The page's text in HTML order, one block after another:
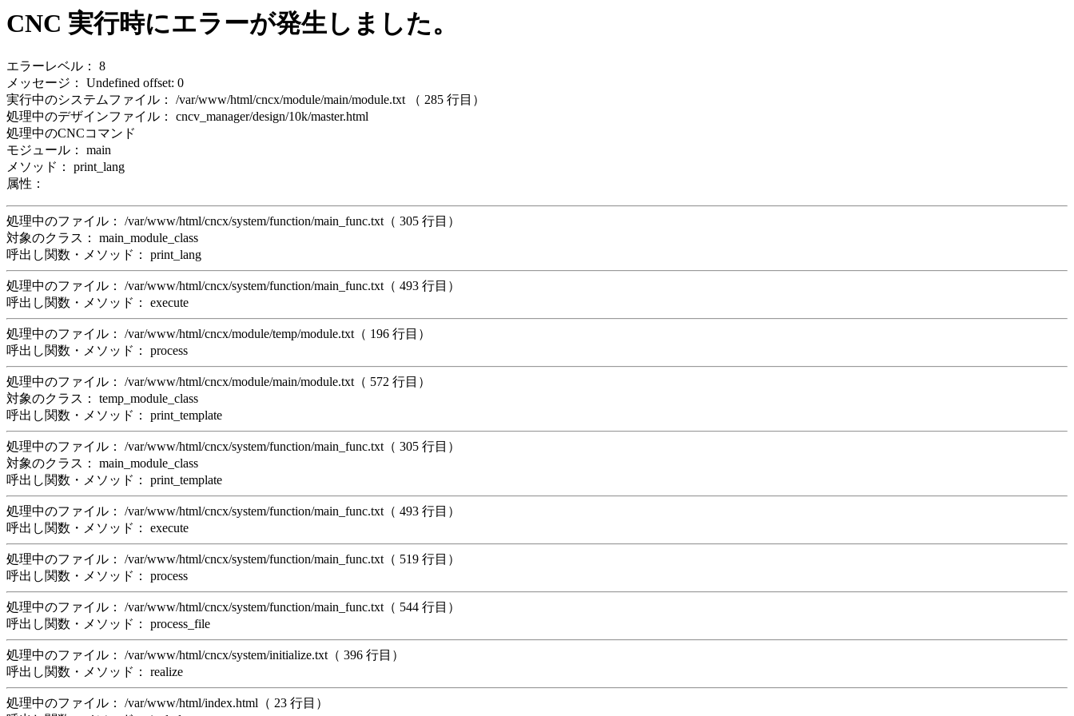
CNC 実行時にエラーが発生しました。
エラーレベル： 8
メッセージ： Undefined offset: 0
実行中のシステムファイル： /var/www/html/cncx/module/main/module.txt （ 285 行目）
処理中のデザインファイル： cncv_manager/design/10k/master.html
処理中のCNCコマンド
モジュール： main
メソッド： print_lang
属性：
処理中のファイル： /var/www/html/cncx/system/function/main_func.txt（ 305 行目）
対象のクラス： main_module_class
呼出し関数・メソッド： print_lang
処理中のファイル： /var/www/html/cncx/system/function/main_func.txt（ 493 行目）
呼出し関数・メソッド： execute
処理中のファイル： /var/www/html/cncx/module/temp/module.txt（ 196 行目）
呼出し関数・メソッド： process
処理中のファイル： /var/www/html/cncx/module/main/module.txt（ 572 行目）
対象のクラス： temp_module_class
呼出し関数・メソッド： print_template
処理中のファイル： /var/www/html/cncx/system/function/main_func.txt（ 305 行目）
対象のクラス： main_module_class
呼出し関数・メソッド： print_template
処理中のファイル： /var/www/html/cncx/system/function/main_func.txt（ 493 行目）
呼出し関数・メソッド： execute
処理中のファイル： /var/www/html/cncx/system/function/main_func.txt（ 519 行目）
呼出し関数・メソッド： process
処理中のファイル： /var/www/html/cncx/system/function/main_func.txt（ 544 行目）
呼出し関数・メソッド： process_file
処理中のファイル： /var/www/html/cncx/system/initialize.txt（ 396 行目）
呼出し関数・メソッド： realize
処理中のファイル： /var/www/html/index.html（ 23 行目）